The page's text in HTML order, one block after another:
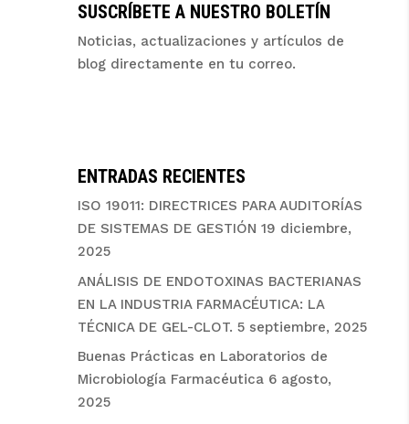
SUSCRÍBETE A NUESTRO BOLETÍN
Noticias, actualizaciones y artículos de
blog directamente en tu correo.
ENTRADAS RECIENTES
ISO 19011: DIRECTRICES PARA AUDITORÍAS
DE SISTEMAS DE GESTIÓN 19 diciembre,
2025
ANÁLISIS DE ENDOTOXINAS BACTERIANAS
EN LA INDUSTRIA FARMACÉUTICA: LA
TÉCNICA DE GEL-CLOT. 5 septiembre, 2025
Buenas Prácticas en Laboratorios de
Microbiología Farmacéutica 6 agosto,
2025